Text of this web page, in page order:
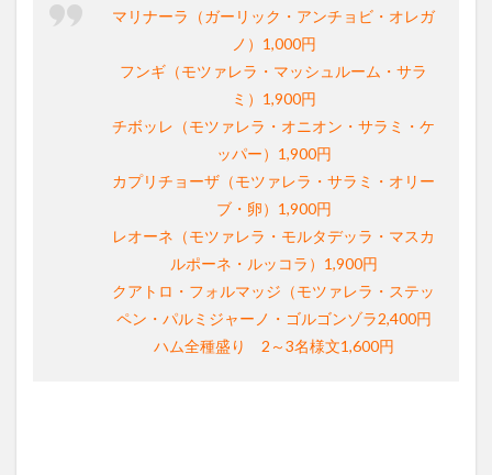
マリナーラ（ガーリック・アンチョビ・オレガ
ノ）1,000円
フンギ（モツァレラ・マッシュルーム・サラ
ミ）1,900円
チボッレ（モツァレラ・オニオン・サラミ・ケ
ッパー）1,900円
カプリチョーザ（モツァレラ・サラミ・オリー
ブ・卵）1,900円
レオーネ（モツァレラ・モルタデッラ・マスカ
ルポーネ・ルッコラ）1,900円
クアトロ・フォルマッジ（モツァレラ・ステッ
ペン・パルミジャーノ・ゴルゴンゾラ2,400円
ハム全種盛り 2～3名様文1,600円